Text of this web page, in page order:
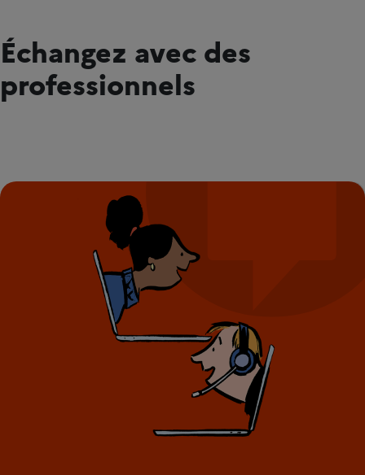
Échangez avec des
professionnels